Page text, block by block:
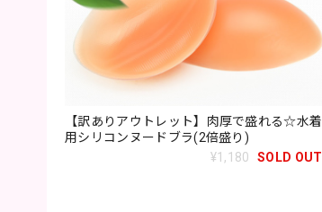
【訳ありアウトレット】肉厚で盛れる☆水着
用シリコンヌードブラ(2倍盛り)
¥1,180
SOLD OUT